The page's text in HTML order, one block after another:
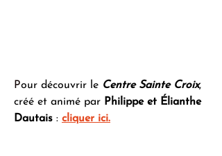
Pour découvrir le Centre Sainte Croix,
créé et animé par Philippe et Élianthe
Dautais : cliquer ici.